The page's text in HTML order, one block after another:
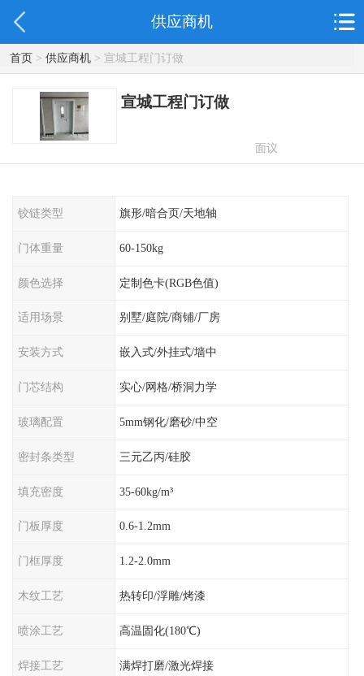
供应商机
首页> 供应商机> 宣城工程门订做
宣城工程门订做
面议
铰链类型 旗形/暗合页/天地轴
门体重量 60-150kg
颜色选择 定制色卡(RGB色值)
适用场景 别墅/庭院/商铺/厂房
安装方式 嵌入式/外挂式/墙中
门芯结构 实心/网格/桥洞力学
玻璃配置 5mm钢化/磨砂/中空
密封条类型 三元乙丙/硅胶
填充密度 35-60kg/m³
门板厚度 0.6-1.2mm
门框厚度 1.2-2.0mm
木纹工艺 热转印/浮雕/烤漆
喷涂工艺 高温固化(180℃)
焊接工艺 满焊打磨/激光焊接